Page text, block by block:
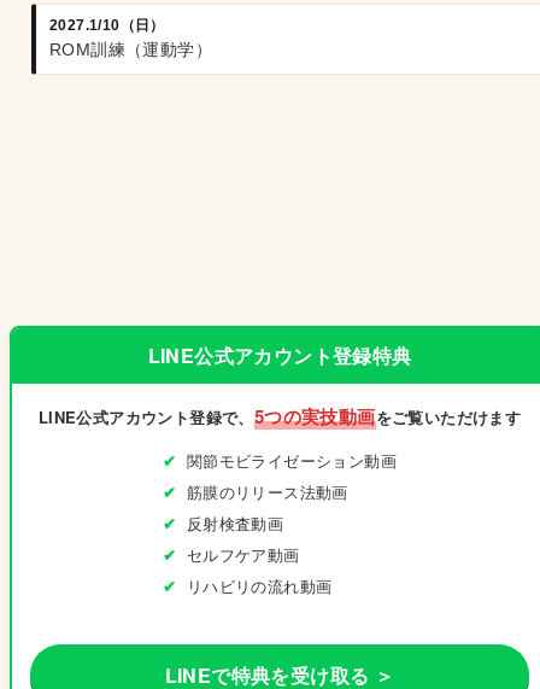
2027.1/10（日）
ROM訓練（運動学）
LINE公式アカウント登録特典
LINE公式アカウント登録で、 5つの実技動画をご覧いただけます
関節モビライゼーション動画
筋膜のリリース法動画
反射検査動画
セルフケア動画
リハビリの流れ動画
LINEで特典を受け取る ＞